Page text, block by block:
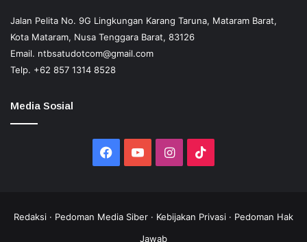
Jalan Pelita No. 9G Lingkungan Karang Taruna, Mataram Barat,
Kota Mataram, Nusa Tenggara Barat, 83126
Email. ntbsatudotcom@gmail.com
Telp. +62 857 1314 8528
Media Sosial
Facebook
YouTubeInstagram
Redaksi · Pedoman Media Siber · Kebijakan Privasi · Pedoman Hak
Jawab